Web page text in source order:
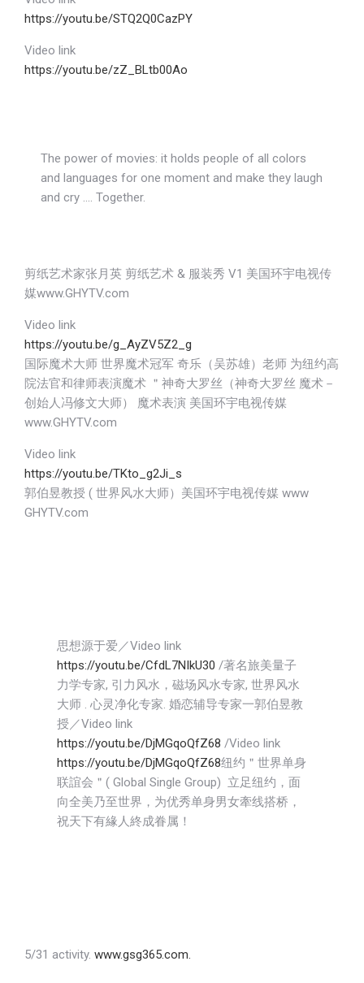
https://youtu.be/STQ2Q0CazPY
Video link
https://youtu.be/zZ_BLtb00Ao
The power of movies: it holds people of all colors
and languages for one moment and make they laugh
and cry …. Together.
剪纸艺术家张月英 剪纸艺术 & 服装秀 V1 美国环宇电视传
媒www.GHYTV.com
Video link
https://youtu.be/g_AyZV5Z2_g
国际魔术大师 世界魔术冠军 奇乐（吴苏雄）老师 为纽约高
院法官和律师表演魔术 ＂神奇大罗丝（神奇大罗丝 魔术－
创始人冯修文大师） 魔术表演 美国环宇电视传媒
www.GHYTV.com
Video link
https://youtu.be/TKto_g2Ji_s
郭伯昱教授 ( 世界风水大师）美国环宇电视传媒 www
GHYTV.com
思想源于爱／Video link
https://youtu.be/CfdL7NIkU30 /著名旅美量子
力学专家, 引力风水，磁场风水专家, 世界风水
大师 . 心灵净化专家. 婚恋辅导专家一郭伯昱教
授／Video link
https://youtu.be/DjMGqoQfZ68 /Video link
https://youtu.be/DjMGqoQfZ68纽约＂世界单身
联誼会＂( Global Single Group) 立足纽约，面
向全美乃至世界，为优秀单身男女牽线搭桥，
祝天下有緣人終成眷属！
5/31 activity. www.gsg365.com.